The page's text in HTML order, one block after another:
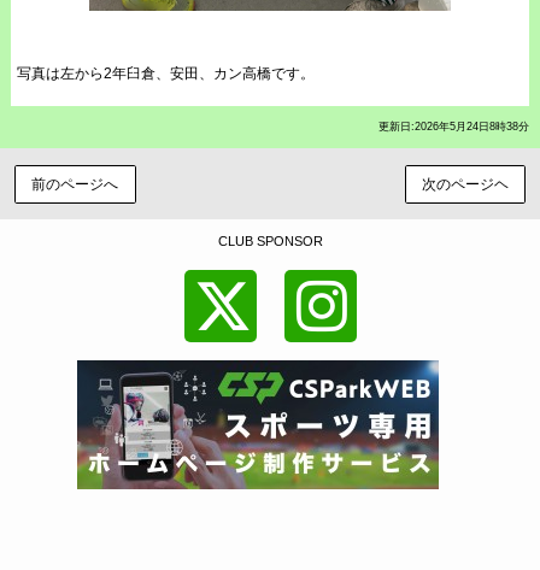
写真は左から2年臼倉、安田、カン高橋です。
更新日:2026年5月24日8時38分
前のページへ 次のページヘ
CLUB SPONSOR